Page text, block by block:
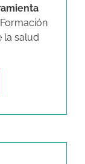
Formación
la salud